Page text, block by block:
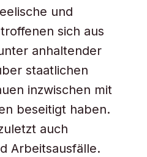
und
sich aus
anhaltender
staatlichen
inzwischen mit
beseitigt haben.
auch
Arbeitsausfälle.